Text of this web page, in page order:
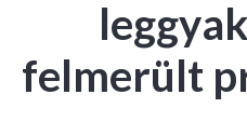
felmerült